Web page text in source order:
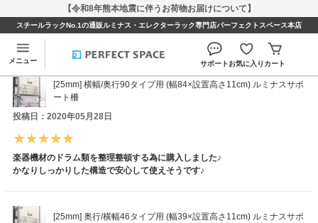
【令和8年熊本地震に伴うお荷物お届けについて】
スチールラックNo.1の通販ルミナス・エレクターラック専門店パーフェクトスペース本店
メニュー サポートお気に入り カート
マッキーさんのレビュー
[25mm] 横幅/奥行90タイプ用 (幅84×設置高さ11cm) ルミナスサポ
ート柵
投稿日：2020年05月28日
楽器機材のドラム類を整理整頓する為に購入しました♪
かなりしっかりした構造で安心して使えそうです♪
[25mm] 奥行/横幅46タイプ用 (幅39×設置高さ11cm) ルミナスサポ